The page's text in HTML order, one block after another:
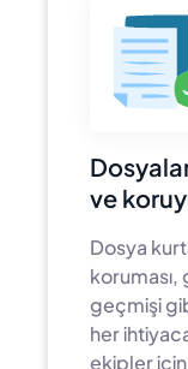
ve
Dosya
geçmişi
her
ekipler